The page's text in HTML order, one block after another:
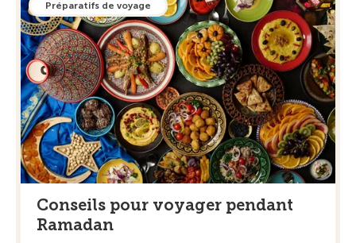
Préparatifs de voyage
Conseils pour voyager pendant
Ramadan